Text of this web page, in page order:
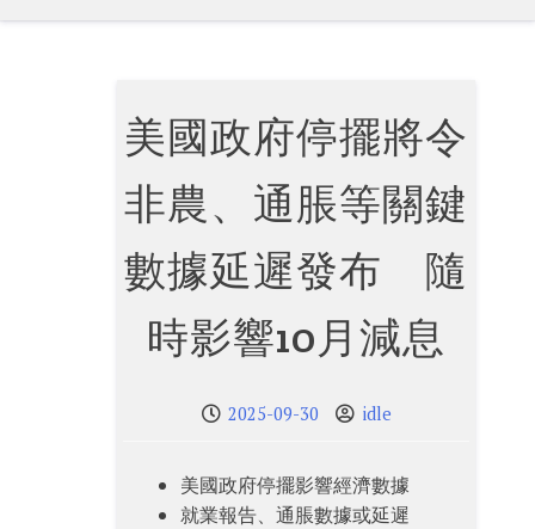
美國政府停擺將令
非農、通脹等關鍵
數據延遲發布 隨
時影響10月減息
2025-09-30 idle
美國政府停擺影響經濟數據
就業報告、通脹數據或延遲